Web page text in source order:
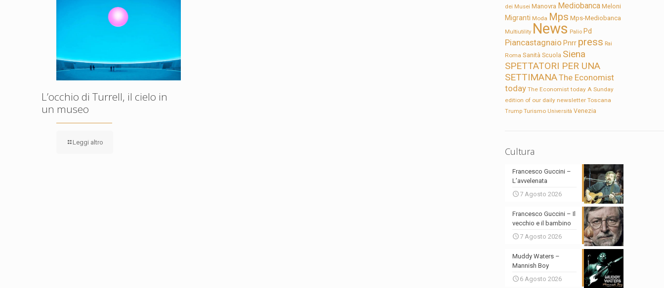
L’occhio di Turrell, il cielo in
un museo
Leggi altro
dei Musei Manovra Mediobanca Meloni
Migranti Moda Mps Mps-Mediobanca
Multiutility News Palio Pd
Piancastagnaio Pnrr press Rai
Roma Sanità Scuola Siena
SPETTATORI PER UNA
SETTIMANAThe Economist
today The Economist today A Sunday
edition of our daily newsletter Toscana
Trump Turismo Università Venezia
Cultura
Francesco Guccini –
L’avvelenata
7 Agosto 2026
Francesco Guccini – Il
vecchio e il bambino
7 Agosto 2026
Muddy Waters –
Mannish Boy
6 Agosto 2026